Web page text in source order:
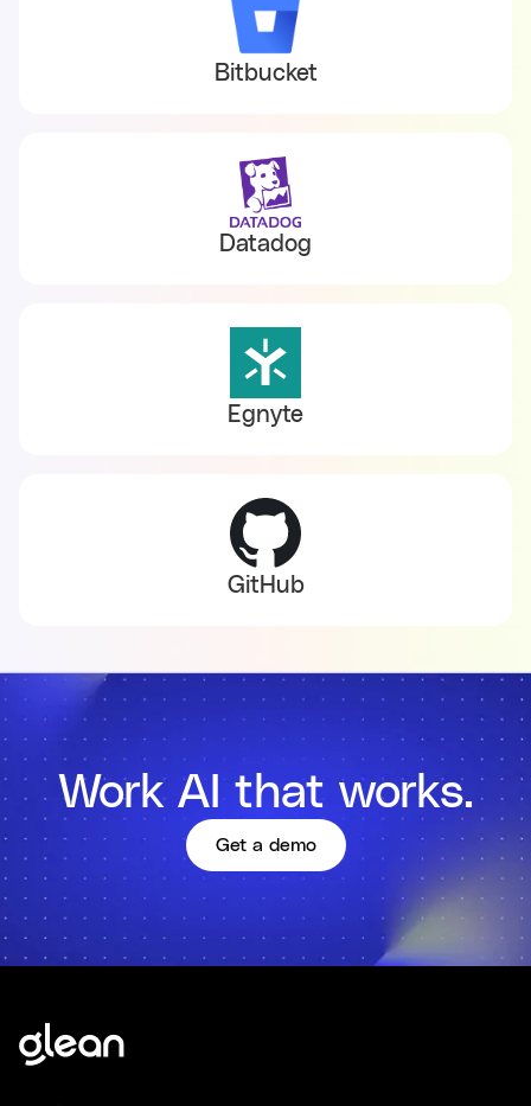
Bitbucket
Datadog
Egnyte
GitHub
Work AI that works.
Get a demo